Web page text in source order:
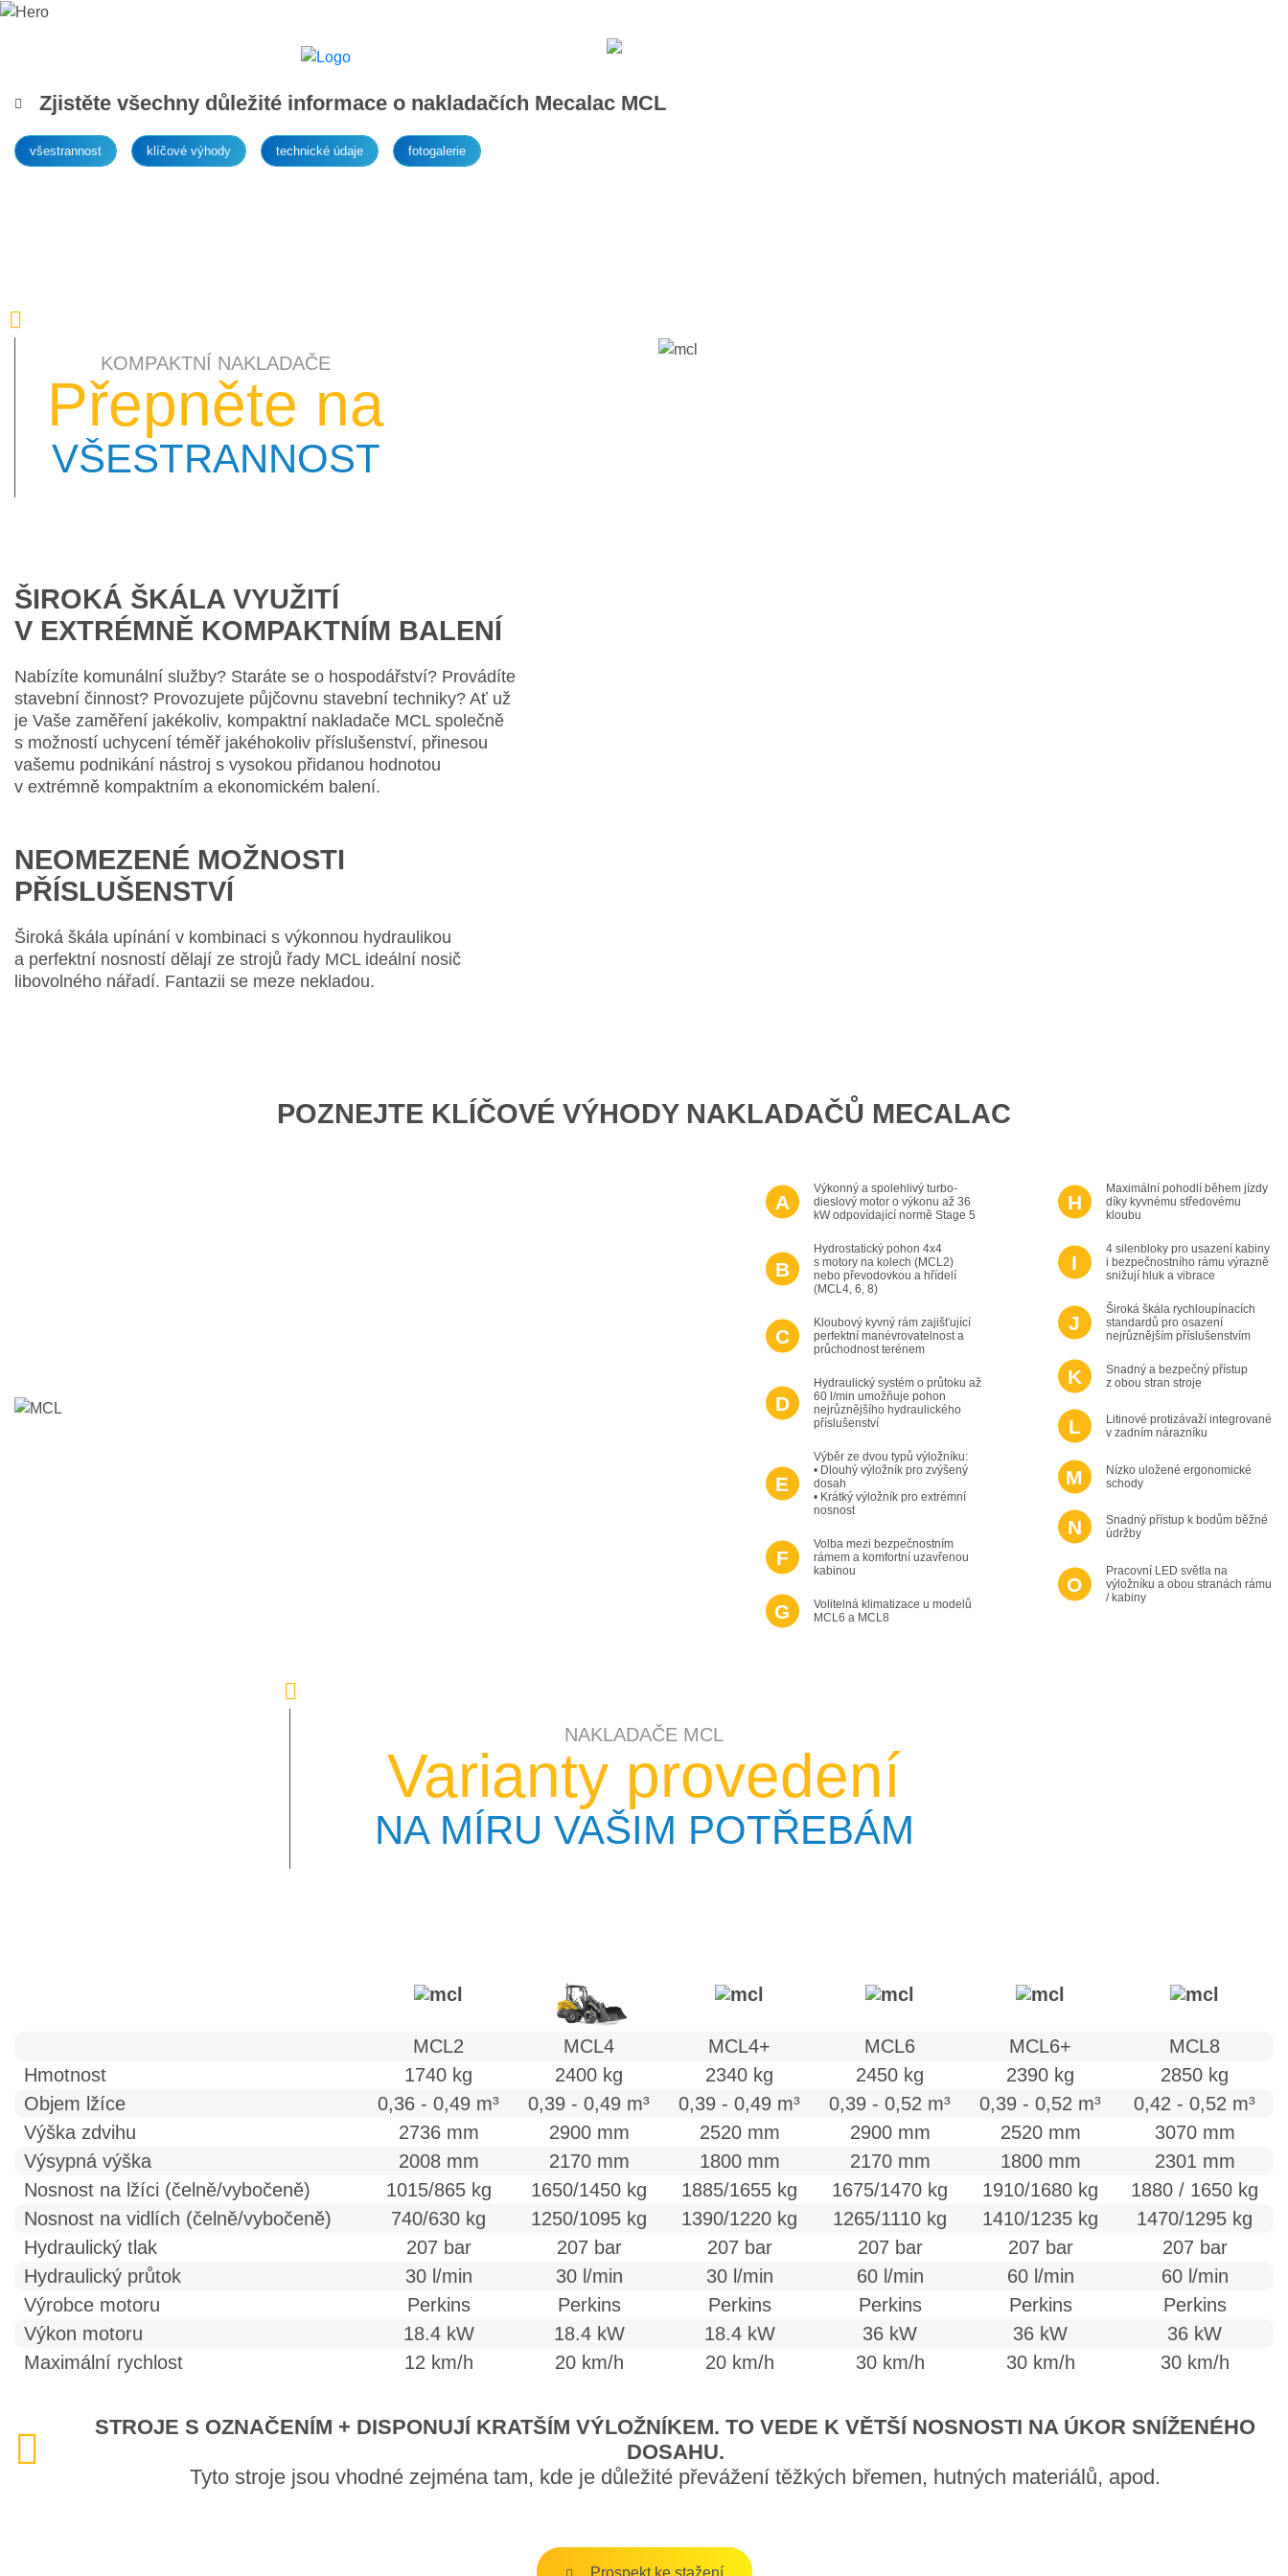
Zjistěte všechny důležité informace o nakladačích Mecalac MCL
všestrannost klíčové výhody technické údaje fotogalerie
KOMPAKTNÍ NAKLADAČE
Přepněte na
VŠESTRANNOST
ŠIROKÁ ŠKÁLA VYUŽITÍ
V EXTRÉMNĚ KOMPAKTNÍM BALENÍ
Nabízíte komunální služby? Staráte se o hospodářství? Provádíte
stavební činnost? Provozujete půjčovnu stavební techniky? Ať už
je Vaše zaměření jakékoliv, kompaktní nakladače MCL společně
s možností uchycení téměř jakéhokoliv příslušenství, přinesou
vašemu podnikání nástroj s vysokou přidanou hodnotou
v extrémně kompaktním a ekonomickém balení.
NEOMEZENÉ MOŽNOSTI
PŘÍSLUŠENSTVÍ
Široká škála upínání v kombinaci s výkonnou hydraulikou
a perfektní nosností dělají ze strojů řady MCL ideální nosič
libovolného nářadí. Fantazii se meze nekladou.
POZNEJTE KLÍČOVÉ VÝHODY NAKLADAČŮ MECALAC
Výkonný a spolehlivý turbo-
dieslový motor o výkonu až 36
kW odpovídající normě Stage 5
Hydrostatický pohon 4x4
s motory na kolech (MCL2)
nebo převodovkou a hřídelí
(MCL4, 6, 8)
Kloubový kyvný rám zajišťující
perfektní manévrovatelnost a
průchodnost terénem
Hydraulický systém o průtoku až
60 l/min umožňuje pohon
nejrůznějšího hydraulického
příslušenství
Výběr ze dvou typů výložníku:
• Dlouhý výložník pro zvýšený
dosah
• Krátký výložník pro extrémní
nosnost
Volba mezi bezpečnostním
rámem a komfortní uzavřenou
kabinou
Volitelná klimatizace u modelů
MCL6 a MCL8
Maximální pohodlí během jízdy
díky kyvnému středovému
kloubu
4 silenbloky pro usazení kabiny
i bezpečnostního rámu výrazně
snižují hluk a vibrace
Široká škála rychloupínacích
standardů pro osazení
nejrůznějším příslušenstvím
Snadný a bezpečný přístup
z obou stran stroje
Litinové protizávaží integrované
v zadním nárazníku
Nízko uložené ergonomické
schody
Snadný přístup k bodům běžné
údržby
Pracovní LED světla na
výložníku a obou stranách rámu
/ kabiny
NAKLADAČE MCL
Varianty provedení
NA MÍRU VAŠIM POTŘEBÁM
MCL2 MCL4 MCL4+ MCL6 MCL6+
MCL8
Hmotnost
1740 kg 2400 kg 2340 kg 2450 kg 2390 kg
2850 kg
Objem lžíce
0,36 - 0,49 m³ 0,39 - 0,49 m³ 0,39 - 0,49 m³ 0,39 - 0,52 m³ 0,39 - 0,52 m³
0,42 - 0,52 m³
Výška zdvihu
2736 mm 2900 mm 2520 mm 2900 mm 2520 mm
3070 mm
Výsypná výška
2008 mm 2170 mm 1800 mm 2170 mm 1800 mm
2301 mm
Nosnost na lžíci (čelně/vybočeně)
1015/865 kg 1650/1450 kg 1885/1655 kg 1675/1470 kg 1910/1680 kg
1880 / 1650 kg
Nosnost na vidlích (čelně/vybočeně)
740/630 kg 1250/1095 kg 1390/1220 kg 1265/1110 kg 1410/1235 kg
1470/1295 kg
Hydraulický tlak
207 bar 207 bar 207 bar 207 bar 207 bar
207 bar
Hydraulický průtok
30 l/min 30 l/min 30 l/min 60 l/min 60 l/min
60 l/min
Výrobce motoru
Perkins Perkins Perkins Perkins Perkins
Perkins
Výkon motoru
18.4 kW 18.4 kW 18.4 kW 36 kW 36 kW
36 kW
Maximální rychlost
12 km/h 20 km/h 20 km/h 30 km/h 30 km/h 30 km/h
STROJE S OZNAČENÍM + DISPONUJÍ KRATŠÍM VÝLOŽNÍKEM. TO VEDE K VĚTŠÍ NOSNOSTI NA ÚKOR SNÍŽENÉHO
DOSAHU.
Tyto stroje jsou vhodné zejména tam, kde je důležité převážení těžkých břemen, hutných materiálů, apod.
Prospekt ke stažení